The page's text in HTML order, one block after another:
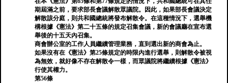
期屆滿之前，要求部長會議解散眾議院。因此，如果部長會議決定
解散該分庭，則共和國總統將發布解散令。在這種情況下，選舉機
構根據《憲法》第二十五條的規定召集會議，新的會議廳在宣布選
舉後的十五天內召集。
商會辦公室的工作人員繼續管理業務，直到選出新的商會為止。
如果沒有在《憲法》第25條規定的時限內進行選舉，則解散令被視
為無效，就好像不存在解散令一樣，而眾議院將繼續根據《憲法》
行使其權力。
第56條